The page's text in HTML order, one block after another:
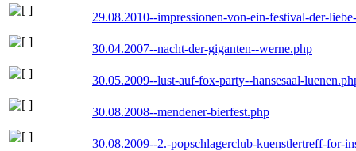
29.08.2010--impressionen-von-ein-festival-der-
30.04.2007--nacht-der-giganten--werne.php
30.05.2009--lust-auf-fox-party--hansesaal-
30.08.2008--mendener-bierfest.php
30.08.2009--2.-popschlagerclub-kuenstlertreff-for-